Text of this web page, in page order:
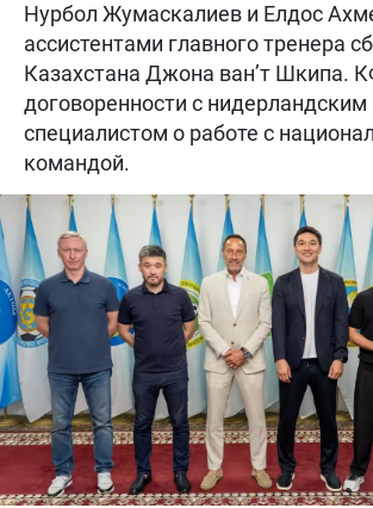
Нурбол Жумаскалиев и Елдос
ассистентами главного тренера
Казахстана Джона ван’т Шкипа.
договоренности с нидерландским
специалистом о работе с
командой.